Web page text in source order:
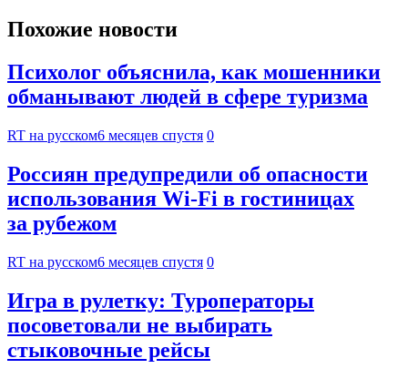
Похожие новости
Психолог объяснила, как мошенники
обманывают людей в сфере туризма
RT на русском6 месяцев спустя 0
Россиян предупредили об опасности
использования Wi-Fi в гостиницах
за рубежом
RT на русском6 месяцев спустя 0
Игра в рулетку: Туроператоры
посоветовали не выбирать
стыковочные рейсы